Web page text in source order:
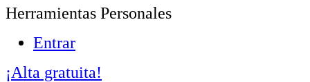
Herramientas Personales
Entrar
¡Alta gratuita!